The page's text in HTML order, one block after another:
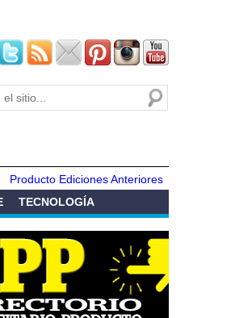
Producto Ediciones Anteriores
TECNOLOGÍA